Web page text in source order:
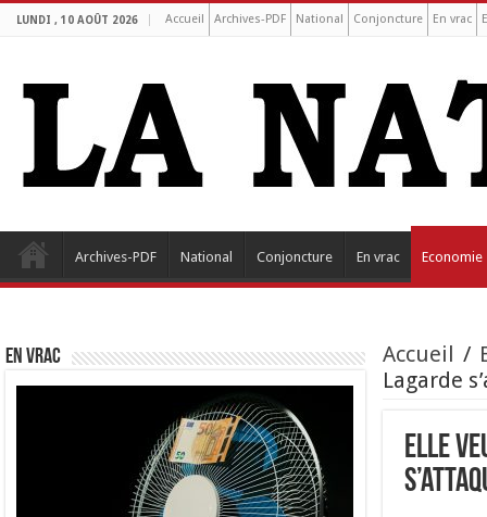
LUNDI , 10 AOÛT 2026 Accueil Archives-PDF National Conjoncture En vrac
Archives-PDF National Conjoncture En vrac Economie
Accueil /
Lagarde
Elle
EN VRAC